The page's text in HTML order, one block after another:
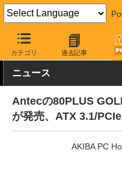
カテゴリ 過去記事
AKIBA PC Hotline! PCパーツ
ニュース
Antecの80PLUS
が発売、ATX 3.1/
AKIBA PC